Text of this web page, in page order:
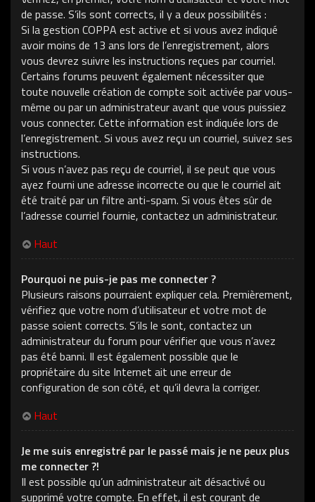
de passe. S’ils sont corrects, il y a deux possibilités :
Si la gestion COPPA est active et si vous avez indiqué
avoir moins de 13 ans lors de l’enregistrement, alors
vous devrez suivre les instructions reçues par courriel.
Certains forums peuvent également nécessiter que
toute nouvelle création de compte soit activée par vous-
même ou par un administrateur avant que vous puissiez
vous connecter. Cette information est indiquée lors de
l’enregistrement. Si vous avez reçu un courriel, suivez ses
instructions.
Si vous n’avez pas reçu de courriel, il se peut que vous
ayez fourni une adresse incorrecte ou que le courriel ait
été traité par un filtre anti-spam. Si vous êtes sûr de
l’adresse courriel fournie, contactez un administrateur.
Haut
Pourquoi ne puis-je pas me connecter ?
Plusieurs raisons pourraient expliquer cela. Premièrement,
vérifiez que votre nom d’utilisateur et votre mot de
passe soient corrects. S’ils le sont, contactez un
administrateur du forum pour vérifier que vous n’avez
pas été banni. Il est également possible que le
propriétaire du site Internet ait une erreur de
configuration de son côté, et qu’il devra la corriger.
Haut
Je me suis enregistré par le passé mais je ne peux plus
me connecter ?!
Il est possible qu’un administrateur ait désactivé ou
supprimé votre compte. En effet, il est courant de